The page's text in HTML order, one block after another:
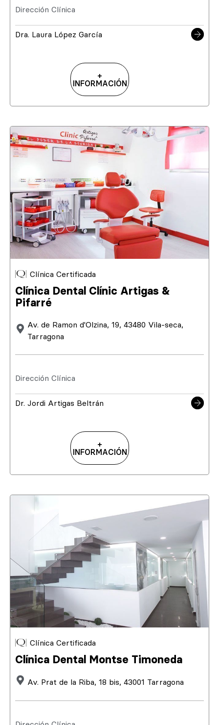
Dirección Clínica
Dra. Laura López García
+
INFORMACIÓN
Clínica Certificada
Clínica Dental Clínic Artigas &
Pifarré
Av. de Ramon d'Olzina, 19, 43480 Vila-seca,
Tarragona
Dirección Clínica
Dr. Jordi Artigas Beltrán
+
INFORMACIÓN
Clínica Certificada
Clínica Dental Montse Timoneda
Av. Prat de la Riba, 18 bis, 43001 Tarragona